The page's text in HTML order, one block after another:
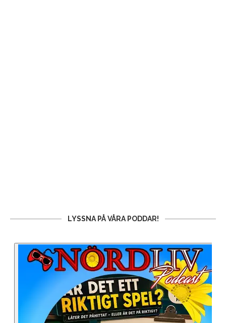
LYSSNA PÅ VÅRA PODDAR!